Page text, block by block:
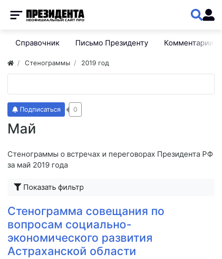
Справочник Письмо Президенту Комментарии
Стенограммы 2019 год
Май
Подписаться 0
Стенограммы о встречах и переговорах Президента РФ
за май 2019 года
Показать фильтр
Стенограмма совещания по
вопросам социально-
экономического развития
Астраханской области